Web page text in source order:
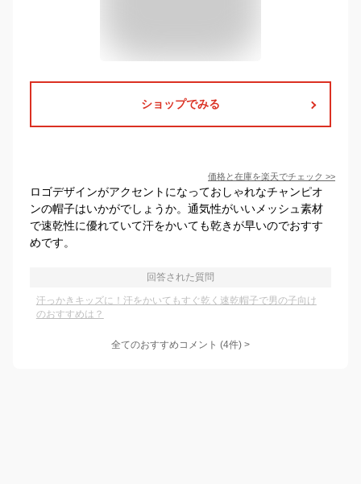
ショップでみる
価格と在庫を楽天でチェック >>
ロゴデザインがアクセントになっておしゃれなチャンピオ
ンの帽子はいかがでしょうか。通気性がいいメッシュ素材
で速乾性に優れていて汗をかいても乾きが早いのでおすす
めです。
回答された質問
汗っかきキッズに！汗をかいてもすぐ乾く速乾帽子で男の子向け
のおすすめは？
全てのおすすめコメント (4件) >